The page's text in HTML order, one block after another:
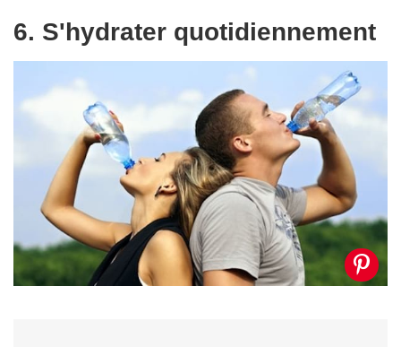
6. S'hydrater quotidiennement